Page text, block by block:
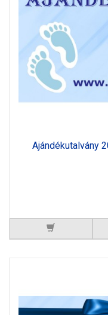
Ajándékutalvány